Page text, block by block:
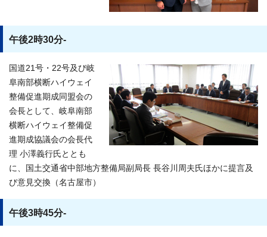
午後2時30分-
国道21号・22号及び岐
阜南部横断ハイウェイ
整備促進期成同盟会の
会長として、岐阜南部
横断ハイウェイ整備促
進期成協議会の会長代
理 小澤義行氏ととも
に、国土交通省中部地方整備局副局長 長谷川周夫氏ほかに提言及
び意見交換（名古屋市）
午後3時45分-